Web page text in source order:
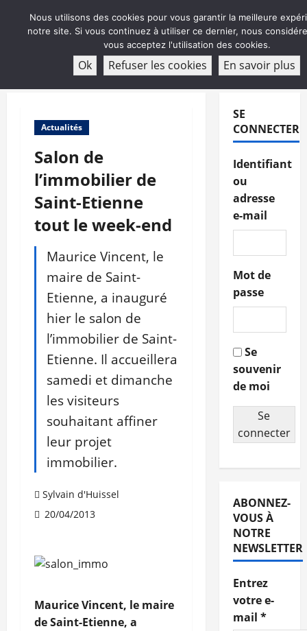
ABONNEMENT
Actualités
Salon de
l’immobilier de
Saint-Etienne
tout le week-end
Maurice Vincent, le
maire de Saint-
Etienne, a inauguré
hier le salon de
l’immobilier de Saint-
Etienne. Il accueillera
samedi et dimanche
les visiteurs
souhaitant affiner
leur projet
immobilier.
Sylvain d'Huissel
20/04/2013
Maurice Vincent, le maire
de Saint-Etienne, a
SE
CONNECTER
Identifiant
ou
adresse
e-mail
Mot de
passe
Se
souvenir
de moi
Se
connecter
ABONNEZ-
VOUS À
NOTRE
NEWSLETTER
Entrez
votre e-
mail *
Nous utilisons des cookies pour vous garantir la meilleure
notre site. Si vous continuez à utiliser ce dernier, nous
vous acceptez l'utilisation des cookies.
Ok Refuser les cookies En savoir plus